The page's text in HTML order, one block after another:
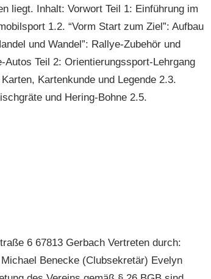
liegt. Inhalt: Vorwort Teil 1: Einführung im
1.2. “Vorm Start zum Ziel”: Aufbau
und Wandel”: Rallye-Zubehör und
Teil 2: Orientierungssport-Lehrgang
Kartenkunde und Legende 2.3.
und Hering-Bohne 2.5.
6 67813 Gerbach Vertreten durch:
Benecke (Clubsekretär) Evelyn